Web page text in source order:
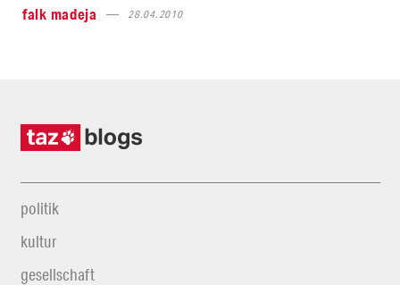
falk madeja
28.04.2010
politik
kultur
gesellschaft